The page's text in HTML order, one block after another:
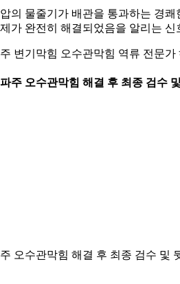
의 물줄기가 배관을 통과하는 경
가 완전히 해결되었음을 알리는 신
변기막힘 오수관막힘 역류 전문가
주 오수관막힘 해결 후 최종 검수
오수관막힘 해결 후 최종 검수 및